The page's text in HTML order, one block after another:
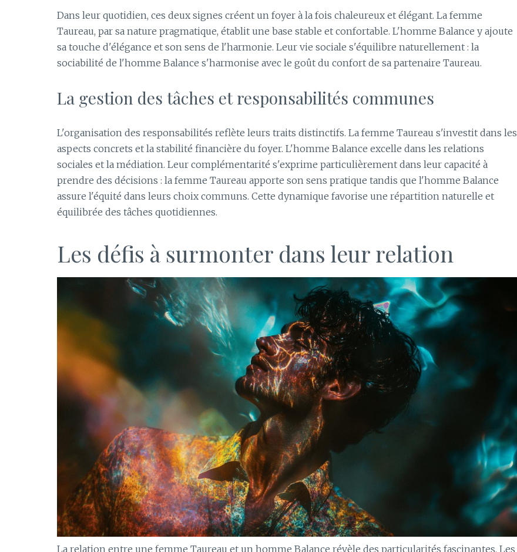
Dans leur quotidien, ces deux signes créent un foyer à la fois chaleureux et élégant. La femme
Taureau, par sa nature pragmatique, établit une base stable et confortable. L'homme Balance y ajoute
sa touche d'élégance et son sens de l'harmonie. Leur vie sociale s'équilibre naturellement : la
sociabilité de l'homme Balance s'harmonise avec le goût du confort de sa partenaire Taureau.
La gestion des tâches et responsabilités communes
L'organisation des responsabilités reflète leurs traits distinctifs. La femme Taureau s'investit dans les
aspects concrets et la stabilité financière du foyer. L'homme Balance excelle dans les relations
sociales et la médiation. Leur complémentarité s'exprime particulièrement dans leur capacité à
prendre des décisions : la femme Taureau apporte son sens pratique tandis que l'homme Balance
assure l'équité dans leurs choix communs. Cette dynamique favorise une répartition naturelle et
équilibrée des tâches quotidiennes.
Les défis à surmonter dans leur relation
La relation entre une femme Taureau et un homme Balance révèle des particularités fascinantes. Les